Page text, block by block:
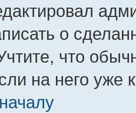
о
что
на него уже